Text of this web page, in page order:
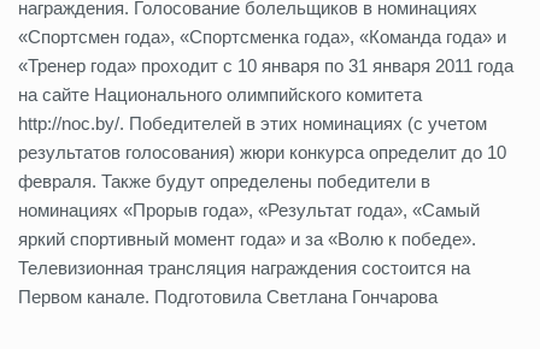
награждения. Голосование болельщиков в номинациях
«Спортсмен года», «Спортсменка года», «Команда года» и
«Тренер года» проходит с 10 января по 31 января 2011 года
на сайте Национального олимпийского комитета
http://noc.by/. Победителей в этих номинациях (с учетом
результатов голосования) жюри конкурса определит до 10
февраля. Также будут определены победители в
номинациях «Прорыв года», «Результат года», «Самый
яркий спортивный момент года» и за «Волю к победе».
Телевизионная трансляция награждения состоится на
Первом канале. Подготовила Светлана Гончарова